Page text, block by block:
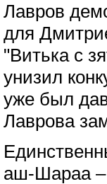
Лавров
для
"Витька с
унизил
уже был
Лаврова
аш-Шараа –